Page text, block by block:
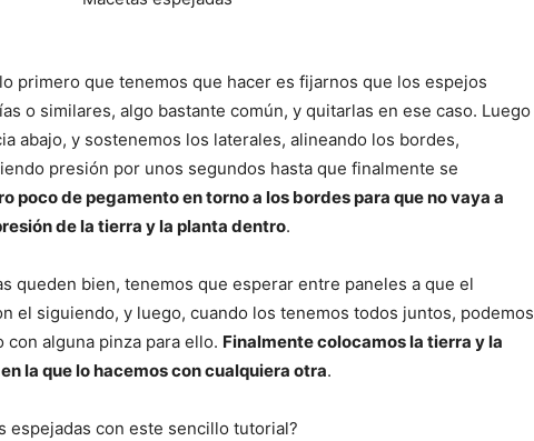
primero que tenemos que hacer es fijarnos que los espejos
o similares, algo bastante común, y quitarlas en ese caso. Luego
abajo, y sostenemos los laterales, alineando los bordes,
presión por unos segundos hasta que finalmente se
poco de pegamento en torno a los bordes para que no vaya a
de la tierra y la planta dentro.
queden bien, tenemos que esperar entre paneles a que el
el siguiendo, y luego, cuando los tenemos todos juntos, podemos
alguna pinza para ello. Finalmente colocamos la tierra y la
la que lo hacemos con cualquiera otra.
espejadas con este sencillo tutorial?